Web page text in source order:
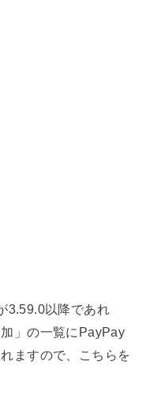
3.59.0以降であれ
」の一覧にPayPay
ますので、こちらを